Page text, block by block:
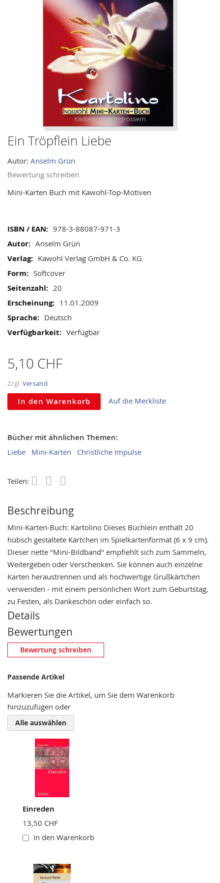
Ein Tröpflein Liebe
Autor: Anselm Grün
Bewertung schreiben
Mini-Karten Buch mit Kawohl-Top-Motiven
Mehr
Informationen
978-3-88087-971-3
Anselm Grün
Kawohl Verlag GmbH & Co. KG
Softcover
20
11.01.2009
Deutsch
Verfügbar
5,10 CHF
Zzgl. Versand
In den Warenkorb Auf die Merkliste
Bücher mit ähnlichen Themen:
Liebe Mini-Karten Christliche Impulse
Teilen:
Skip
the
beginning
the
Beschreibung
Mini-Karten-Buch: Kartolino Dieses Büchlein enthält 20
hübsch gestaltete Kärtchen im Spielkartenformat (6 x 9 cm).
Dieser nette "Mini-Bildband" empfiehlt sich zum Sammeln,
Weitergeben oder Verschenken. Sie können auch einzelne
Karten heraustrennen und als hochwertige Grußkärtchen
verwenden - mit einem persönlichen Wort zum Geburtstag,
zu Festen, als Dankeschön oder einfach so.
Details
Bewertungen
Eigene Bewertung schreiben
Nickname
Zusammenfassung
Bewertung
Bewertung schreiben
Passende Artikel
Markieren Sie die Artikel, um Sie dem Warenkorb
hinzuzufügen oder
Alle auswählen
Einreden
13,50 CHF
In den Warenkorb